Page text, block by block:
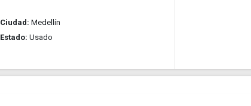
Ciudad: Medellín
Estado: Usado